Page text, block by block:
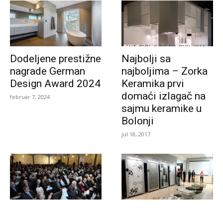
Dodeljene prestižne
nagrade German
Design Award 2024
februar 7, 2024
Najbolji sa
najboljima – Zorka
Keramika prvi
domaći izlagač na
sajmu keramike u
Bolonji
jul 18, 2017